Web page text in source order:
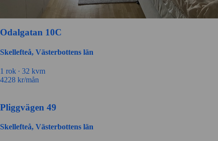
Odalgatan 10C
Skellefteå, Västerbottens län
1 rok ∙ 32 kvm
4228 kr/mån
Pliggvägen 49
Skellefteå, Västerbottens län